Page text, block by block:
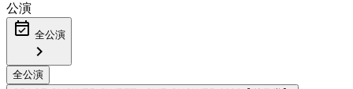
公演
event_available 全公演
chevron_right